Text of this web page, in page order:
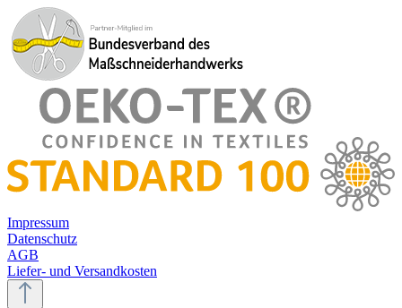
Impressum
Datenschutz
AGB
Liefer- und Versandkosten